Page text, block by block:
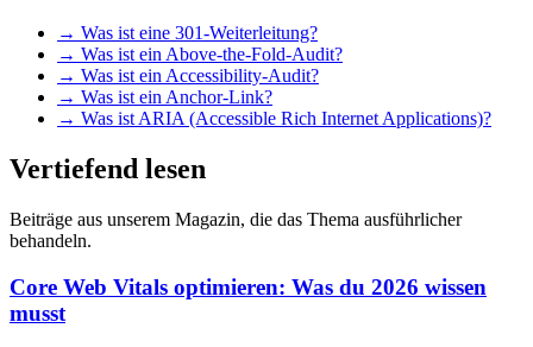
→ Was ist eine 301-Weiterleitung?
→ Was ist ein Above-the-Fold-Audit?
→ Was ist ein Accessibility-Audit?
→ Was ist ein Anchor-Link?
→ Was ist ARIA (Accessible Rich Internet Applications)?
Vertiefend lesen
Beiträge aus unserem Magazin, die das Thema ausführlicher
behandeln.
Core Web Vitals optimieren: Was du 2026 wissen
musst